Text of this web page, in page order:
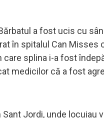
a fost ucis cu
în spitalul Can Misses
splina i-a fost
medicilor că a fost
Jordi, unde locuiau